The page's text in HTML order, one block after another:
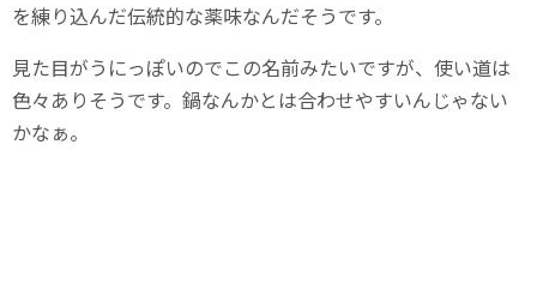
を練り込んだ伝統的な薬味なんだそうです。
見た目がうにっぽいのでこの名前みたいですが、使い道は
色々ありそうです。鍋なんかとは合わせやすいんじゃない
かなぁ。